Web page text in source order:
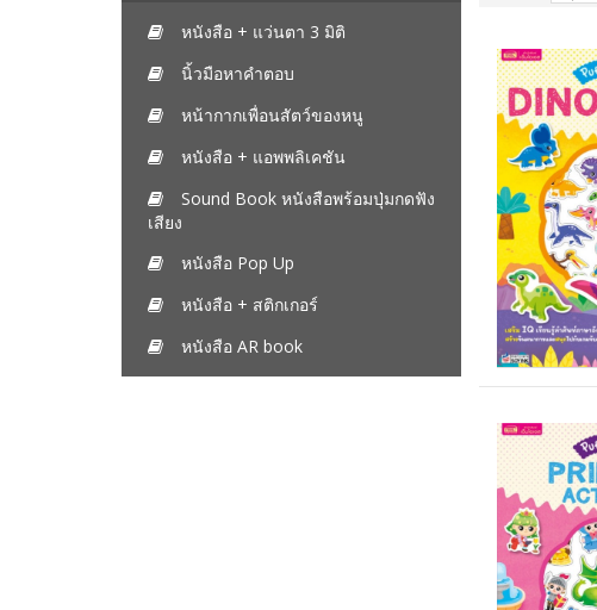
หนังสือ + แว่นตา 3 มิติ
นิ้วมือหาคำตอบ
หน้ากากเพื่อนสัตว์ของหนู
หนังสือ + แอพพลิเคชัน
Sound Book หนังสือพร้อมปุ่มกดฟัง
เสียง
หนังสือ Pop Up
หนังสือ + สติกเกอร์
หนังสือ AR book